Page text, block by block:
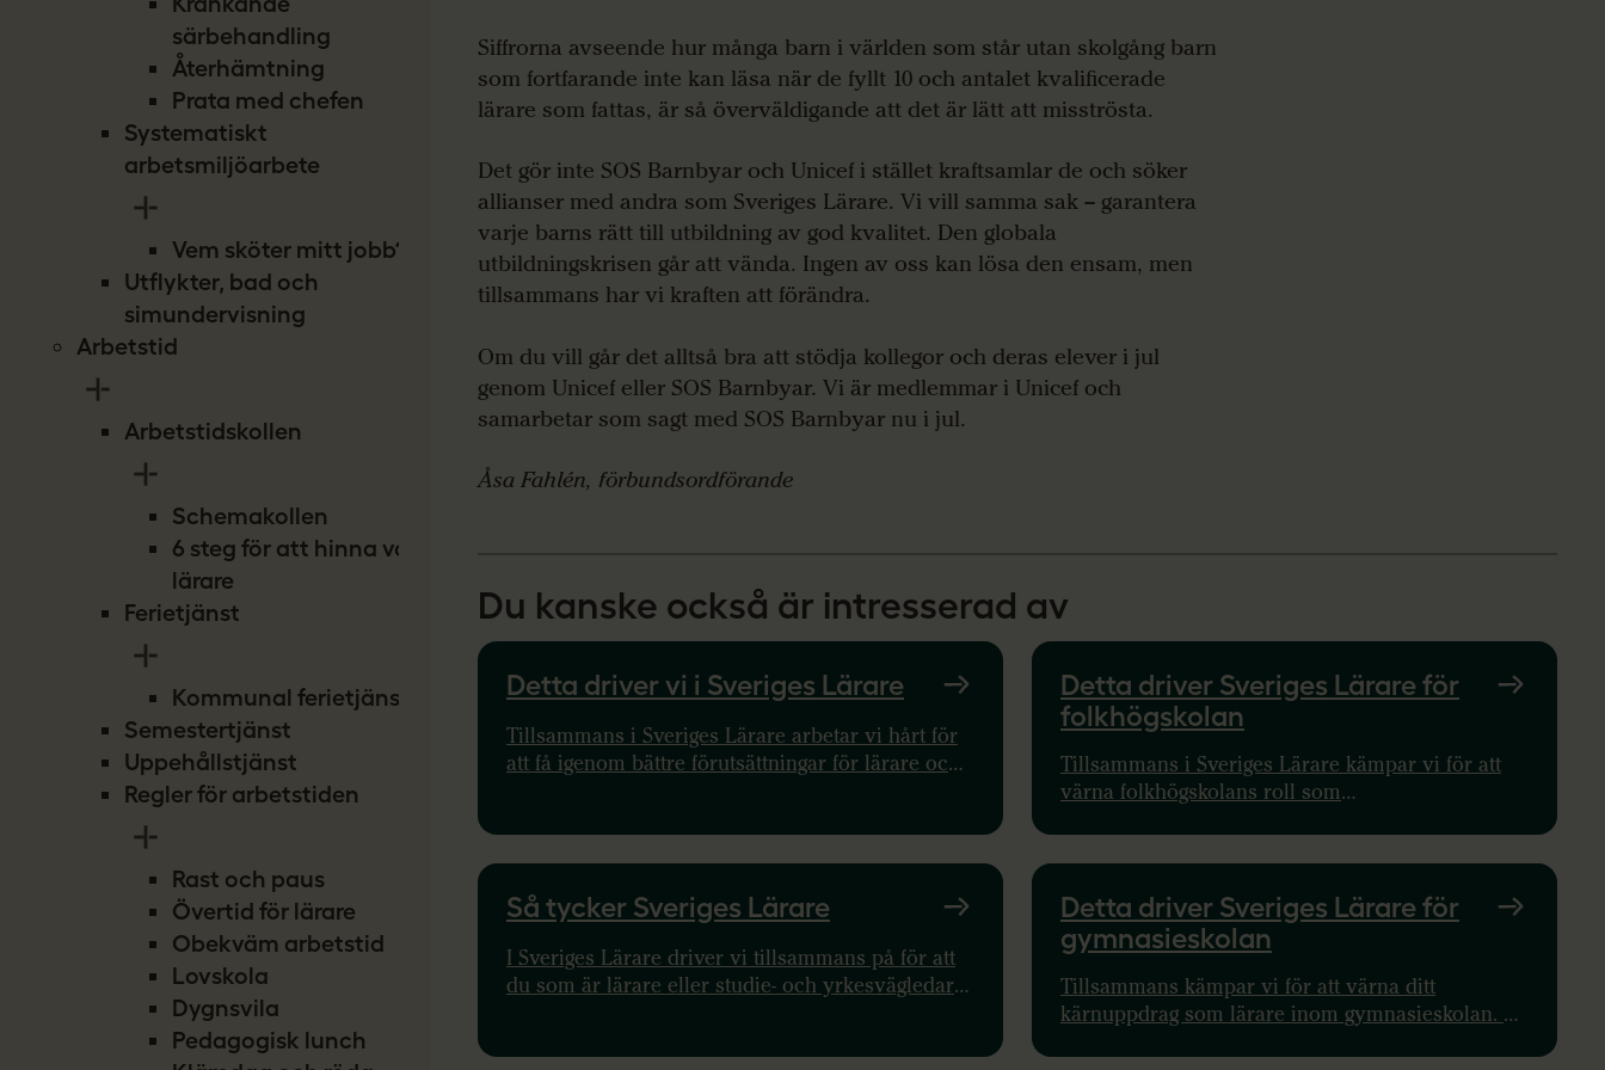
särbehandling
Återhämtning
Prata med chefen
Systematiskt
arbetsmiljöarbete
Vem sköter mitt jobb?
Utflykter, bad och
simundervisning
Arbetstid
Arbetstidskollen
Schemakollen
6 steg för att hinna vara
lärare
Ferietjänst
Kommunal ferietjänst
Semestertjänst
Uppehållstjänst
Regler för arbetstiden
Rast och paus
Övertid för lärare
Obekväm arbetstid
Lovskola
Dygnsvila
Pedagogisk lunch
Siffrorna avseende hur många barn i världen som står utan skolgång barn
som fortfarande inte kan läsa när de fyllt 10 och antalet kvalificerade
lärare som fattas, är så överväldigande att det är lätt att misströsta.
Det gör inte SOS Barnbyar och Unicef i stället kraftsamlar de och söker
allianser med andra som Sveriges Lärare. Vi vill samma sak – garantera
varje barns rätt till utbildning av god kvalitet. Den globala
utbildningskrisen går att vända. Ingen av oss kan lösa den ensam, men
tillsammans har vi kraften att förändra.
Om du vill går det alltså bra att stödja kollegor och deras elever i jul
genom Unicef eller SOS Barnbyar. Vi är medlemmar i Unicef och
samarbetar som sagt med SOS Barnbyar nu i jul.
Åsa Fahlén, förbundsordförande
Du kanske också är intresserad av
Detta driver vi i Sveriges Lärare
Tillsammans i Sveriges Lärare arbetar vi hårt för
att få igenom bättre förutsättningar för lärare och
Detta driver Sveriges Lärare för
folkhögskolan
Tillsammans i Sveriges Lärare kämpar vi för att
värna folkhögskolans roll som
Så tycker Sveriges Lärare
I Sveriges Lärare driver vi tillsammans på för att
du som är lärare eller studie- och yrkesvägledare
Detta driver Sveriges Lärare för
gymnasieskolan
Tillsammans kämpar vi för att värna ditt
kärnuppdrag som lärare inom gymnasieskolan. Vi